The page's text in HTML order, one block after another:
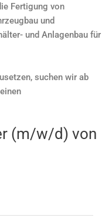
Fertigung von
und
und Anlagenbau für
suchen wir ab
(m/w/d) von